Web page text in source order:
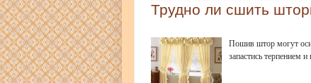
Трудно ли сшить
Пошив штор могут
запастись терпением